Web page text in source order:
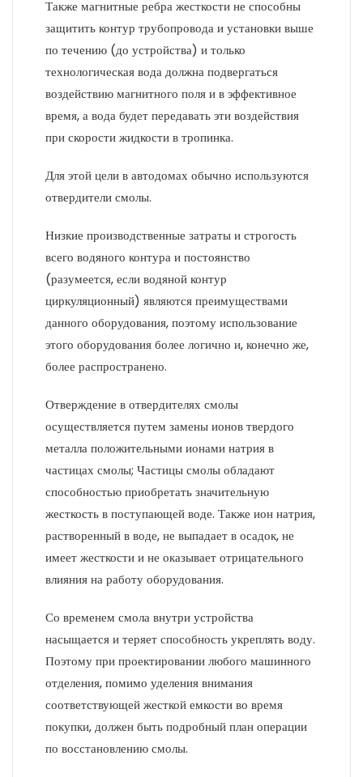
Также магнитные ребра жесткости не способны
защитить контур трубопровода и установки выше
по течению (до устройства) и только
технологическая вода должна подвергаться
воздействию магнитного поля и в эффективное
время, а вода будет передавать эти воздействия
при скорости жидкости в тропинка.
Для этой цели в автодомах обычно используются
отвердители смолы.
Низкие производственные затраты и строгость
всего водяного контура и постоянство
(разумеется, если водяной контур
циркуляционный) являются преимуществами
данного оборудования, поэтому использование
этого оборудования более логично и, конечно же,
более распространено.
Отверждение в отвердителях смолы
осуществляется путем замены ионов твердого
металла положительными ионами натрия в
частицах смолы; Частицы смолы обладают
способностью приобретать значительную
жесткость в поступающей воде. Также ион натрия,
растворенный в воде, не выпадает в осадок, не
имеет жесткости и не оказывает отрицательного
влияния на работу оборудования.
Со временем смола внутри устройства
насыщается и теряет способность укреплять воду.
Поэтому при проектировании любого машинного
отделения, помимо уделения внимания
соответствующей жесткой емкости во время
покупки, должен быть подробный план операции
по восстановлению смолы.